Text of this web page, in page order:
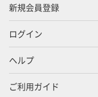
新規会員登録
ログイン
ヘルプ
ご利用ガイド